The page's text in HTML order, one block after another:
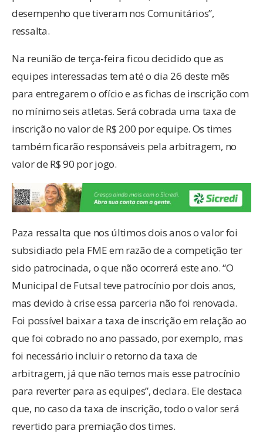
desempenho que tiveram nos Comunitários”,
ressalta.
Na reunião de terça-feira ficou decidido que as
equipes interessadas tem até o dia 26 deste mês
para entregarem o ofício e as fichas de inscrição com
no mínimo seis atletas. Será cobrada uma taxa de
inscrição no valor de R$ 200 por equipe. Os times
também ficarão responsáveis pela arbitragem, no
valor de R$ 90 por jogo.
Paza ressalta que nos últimos dois anos o valor foi
subsidiado pela FME em razão de a competição ter
sido patrocinada, o que não ocorrerá este ano. “O
Municipal de Futsal teve patrocínio por dois anos,
mas devido à crise essa parceria não foi renovada.
Foi possível baixar a taxa de inscrição em relação ao
que foi cobrado no ano passado, por exemplo, mas
foi necessário incluir o retorno da taxa de
arbitragem, já que não temos mais esse patrocínio
para reverter para as equipes”, declara. Ele destaca
que, no caso da taxa de inscrição, todo o valor será
revertido para premiação dos times.